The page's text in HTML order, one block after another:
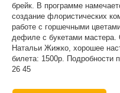
брейк. В программе
создание флористических
работе с горшечными
дефиле с букетами мастера.
Натальи Жижко, хорошее
билета: 1500р. Подробности
26 45